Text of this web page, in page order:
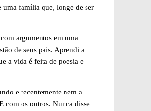
uma família que, longe de ser
argumentos em uma
de seus pais. Aprendi a
a vida é feita de poesia e
e recentemente nem a
com os outros. Nunca disse